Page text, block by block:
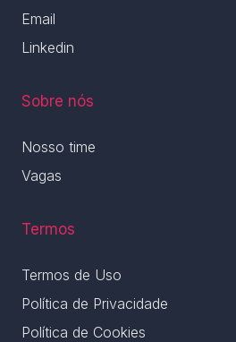
Email
Linkedin
Sobre nós
Nosso time
Vagas
Termos
Termos de Uso
Política de Privacidade
Política de Cookies